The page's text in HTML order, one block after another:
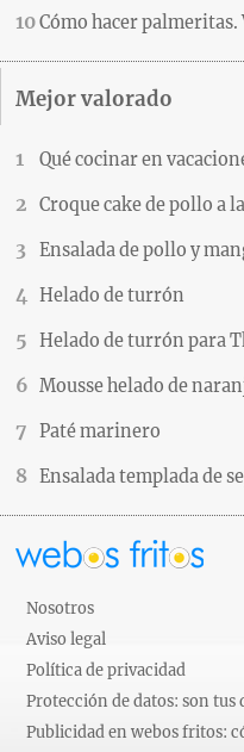
Cómo hacer palmeritas.
Mejor valorado
Qué cocinar en
Croque cake de pollo a
Ensalada de pollo y
Helado de turrón
Helado de turrón para
Mousse helado de
Paté marinero
Ensalada templada de
Nosotros
Aviso legal
Política de privacidad
Protección de datos: son tus
Publicidad en webos fritos: